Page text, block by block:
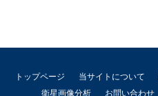
トップページ 当サイトについて
衛星画像分析
お問い合わせ